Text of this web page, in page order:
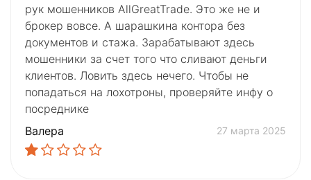
рук мошенников AllGreatTrade. Это же не и
брокер вовсе. А шарашкина контора без
документов и стажа. Зарабатывают здесь
мошенники за счет того что сливают деньги
клиентов. Ловить здесь нечего. Чтобы не
попадаться на лохотроны, проверяйте инфу о
посреднике
Валера
27 марта 2025